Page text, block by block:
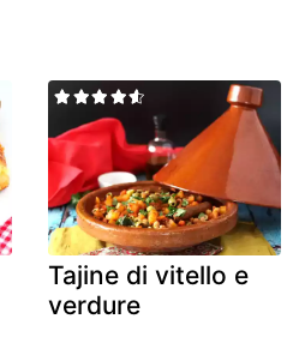
Tajine di vitello e
verdure